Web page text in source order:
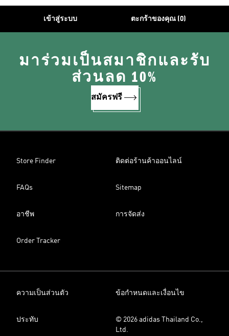
เข้าสู่ระบบ ตะกร้าของคุณ (0)
มาร่วมเป็นสมาชิกและรับ
ส่วนลด 10%
สมัครฟรี
Store Finder ติดต่อร้านค้าออนไลน์
FAQs Sitemap
อาชีพ การจัดส่ง
Order Tracker
ความเป็นส่วนตัว ข้อกำหนดและเงื่อนไข
ประทับ
© 2026 adidas Thailand Co.,
Ltd.